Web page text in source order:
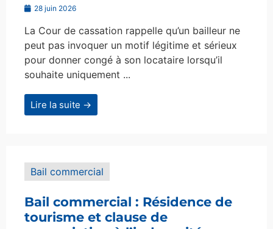
28 juin 2026
La Cour de cassation rappelle qu’un bailleur ne
peut pas invoquer un motif légitime et sérieux
pour donner congé à son locataire lorsqu’il
souhaite uniquement ...
Lire la suite →
Bail commercial
Bail commercial : Résidence de
tourisme et clause de